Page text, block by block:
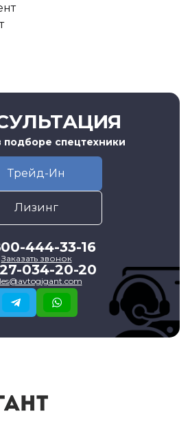
спецтехники
Трейд-Ин
Лизинг
444-33-16
Заказать звонок
034-20-20